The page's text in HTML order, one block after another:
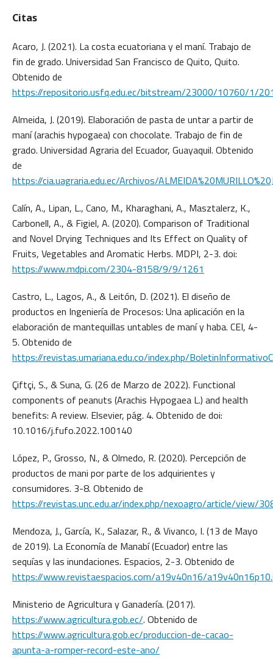
Citas
Acaro, J. (2021). La costa ecuatoriana y el maní. Trabajo de
fin de grado. Universidad San Francisco de Quito, Quito.
Obtenido de
https://repositorio.usfq.edu.ec/bitstream/23000/10760/1/
Almeida, J. (2019). Elaboración de pasta de untar a partir de
maní (arachis hypogaea) con chocolate. Trabajo de fin de
grado. Universidad Agraria del Ecuador, Guayaquil. Obtenido
de
https://cia.uagraria.edu.ec/Archivos/
Calín, A., Lipan, L., Cano, M., Kharaghani, A., Masztalerz, K.,
Carbonell, A., & Figiel, A. (2020). Comparison of Traditional
and Novel Drying Techniques and Its Effect on Quality of
Fruits, Vegetables and Aromatic Herbs. MDPI, 2-3. doi:
https://www.mdpi.com/2304-8158/9/9/1261
Castro, L., Lagos, A., & Leitón, D. (2021). El diseño de
productos en Ingeniería de Procesos: Una aplicación en la
elaboración de mantequillas untables de maní y haba. CEI, 4-
5. Obtenido de
https://revistas.umariana.edu.co/index.php/
Çiftçi, S., & Suna, G. (26 de Marzo de 2022). Functional
components of peanuts (Arachis Hypogaea L.) and health
benefits: A review. Elsevier, pág. 4. Obtenido de doi:
10.1016/j.fufo.2022.100140
López, P., Grosso, N., & Olmedo, R. (2020). Percepción de
productos de mani por parte de los adquirientes y
consumidores. 3-8. Obtenido de
https://revistas.unc.edu.ar/index.php/nexoagro/article/view/
Mendoza, J., García, K., Salazar, R., & Vivanco, I. (13 de Mayo
de 2019). La Economía de Manabí (Ecuador) entre las
sequías y las inundaciones. Espacios, 2-3. Obtenido de
https://www.revistaespacios.com/a19v40n16/
Ministerio de Agricultura y Ganadería. (2017).
https://www.agricultura.gob.ec/. Obtenido de
https://www.agricultura.gob.ec/produccion-de-cacao-
apunta-a-romper-record-este-ano/